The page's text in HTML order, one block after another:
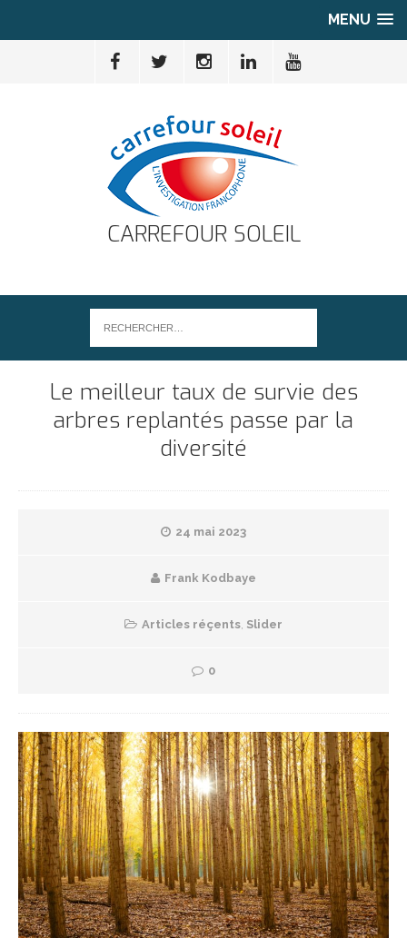
MENU
CARREFOUR SOLEIL
Le meilleur taux de survie des
arbres replantés passe par la
diversité
24 mai 2023
Frank Kodbaye
Articles réçents, Slider
0